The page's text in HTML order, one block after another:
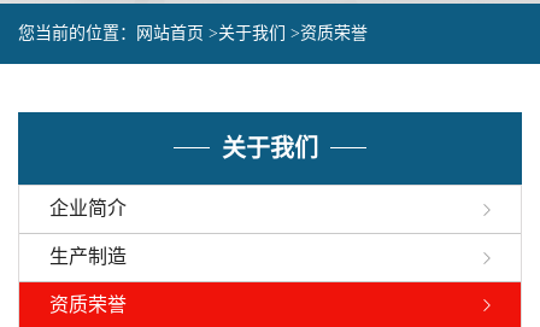
您当前的位置： 网站首页 >关于我们 >资质荣誉
关于我们
企业简介
生产制造
资质荣誉